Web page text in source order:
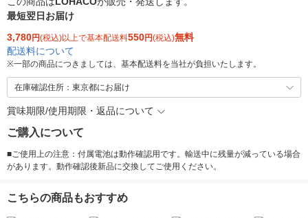
最短翌日お届け
3,780円(税込)以上で基本配送料550円(税込)無料
配送料について
※一部の商品につきましては、基本配送料を当社が負担いたします。
在庫確認住所：東京都にお届け
賞味期限/使用期限・返品について
ご購入について
■ご使用上の注意：付属電池は動作確認用です。輸送中に残量が減っている場合
があります。動作確認後新品に交換してご使用ください。
こちらの商品もおすすめ